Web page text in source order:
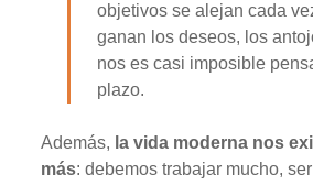
objetivos se alejan cada
ganan los deseos, los
nos es casi imposible
plazo.
Además, la vida moderna nos
más: debemos trabajar mucho,